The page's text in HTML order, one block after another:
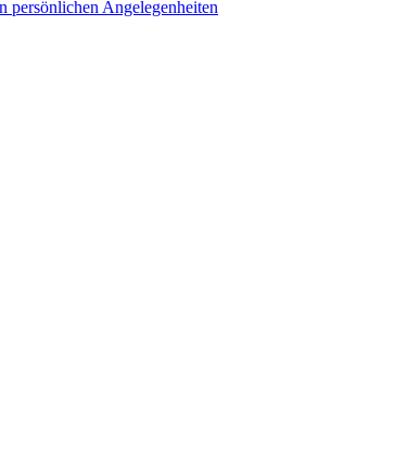
persönlichen Angelegenheiten